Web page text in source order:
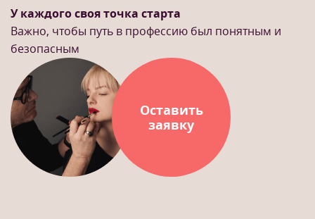
У каждого своя точка старта
Важно, чтобы путь в профессию был понятным и
безопасным
Оставить
заявку